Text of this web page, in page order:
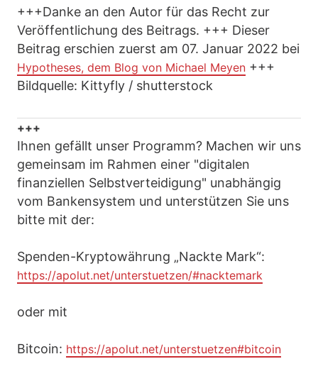
+++Danke an den Autor für das Recht zur
Veröffentlichung des Beitrags. +++ Dieser
Beitrag erschien zuerst am 07. Januar 2022 bei
Hypotheses, dem Blog von Michael Meyen +++
Bildquelle: Kittyfly / shutterstock
+++
Ihnen gefällt unser Programm? Machen wir uns
gemeinsam im Rahmen einer "digitalen
finanziellen Selbstverteidigung" unabhängig
vom Bankensystem und unterstützen Sie uns
bitte mit der:
Spenden-Kryptowährung „Nackte Mark“:
https://apolut.net/unterstuetzen/#nacktemark
oder mit
Bitcoin: https://apolut.net/unterstuetzen#bitcoin